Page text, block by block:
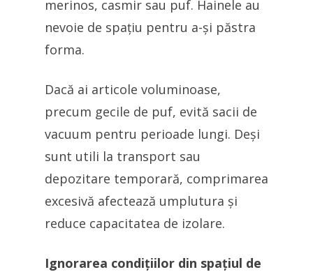
merinos, casmir sau puf. Hainele au
nevoie de spațiu pentru a-și păstra
forma.
Dacă ai articole voluminoase,
precum gecile de puf, evită sacii de
vacuum pentru perioade lungi. Deși
sunt utili la transport sau
depozitare temporară, comprimarea
excesivă afectează umplutura și
reduce capacitatea de izolare.
Ignorarea condițiilor din spațiul de